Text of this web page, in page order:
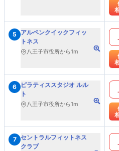
5
アルペンクイックフィッ
トネス
八王子市役所から1m
6
ピラティススタジオ ルル
ト
八王子市役所から1m
7 セントラルフィットネス
クラブ